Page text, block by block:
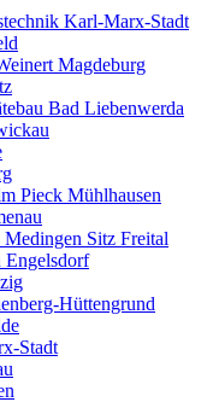
Karl-Marx-Stadt
Magdeburg
Bad Liebenwerda
Pieck Mühlhausen
Sitz Freital
Hüttengrund
Stadt